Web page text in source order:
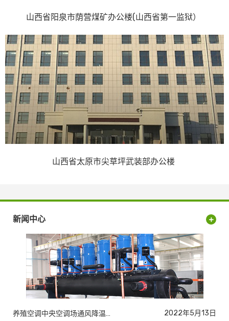
山西省阳泉市荫营煤矿办公楼(山西省第一监狱）
山西省太原市尖草坪武装部办公楼
新闻中心
养殖空调中央空调场通风降温设备介绍 2022年5月13日